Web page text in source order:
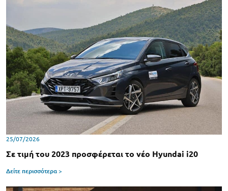
25/07/2026
Σε τιμή του 2023 προσφέρεται το νέο Hyundai i20
Δείτε περισσότερα >